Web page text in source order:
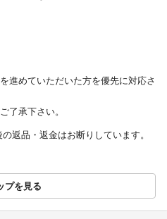
進めていただいた方を優先に対応さ
了承下さい。
返品・返金はお断りしています。
プを見る